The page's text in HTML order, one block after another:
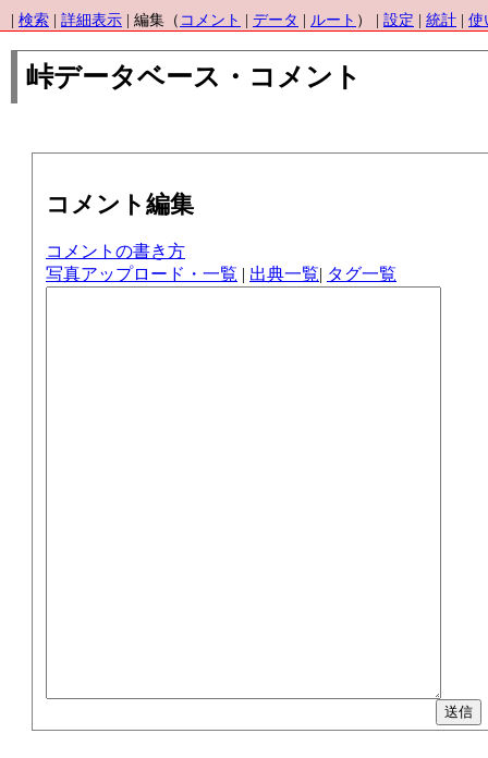
検索 詳細表示 | 編集（ コメント データ ルート ） | 設定 統計 使
峠データベース・コメント
コメント編集
コメントの書き方
写真アップロード・一覧 | 出典一覧| タグ一覧